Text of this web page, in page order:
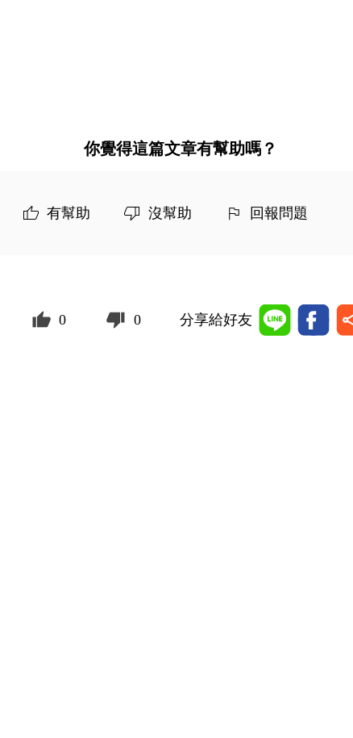
你覺得這篇文章有幫助嗎？
有幫助 沒幫助 回報問題
0 0 分享給好友